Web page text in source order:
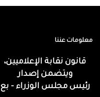
معلومات عننا
قانون نقابة الإعلاميين،
ويتضمن إصدار
رئيس مجلس الوزراء - بع